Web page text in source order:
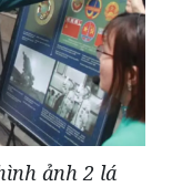
ảnh 2 lá